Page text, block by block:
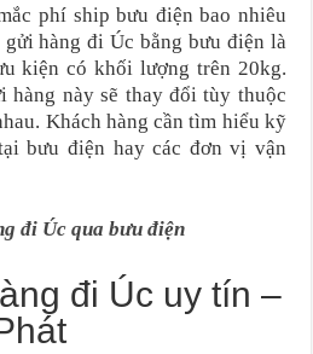
phí ship bưu điện bao nhiêu
hàng đi Úc bằng bưu điện là
kiện có khối lượng trên 20kg.
hàng này sẽ thay đổi tùy thuộc
Khách hàng cần tìm hiểu kỹ
bưu điện hay các đơn vị vận
đi Úc qua bưu điện
đi Úc uy tín –